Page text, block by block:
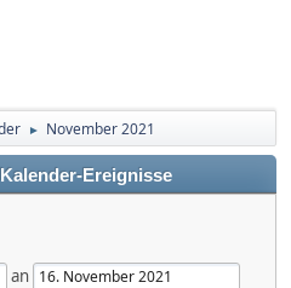
► November 2021
Ereignisse
an